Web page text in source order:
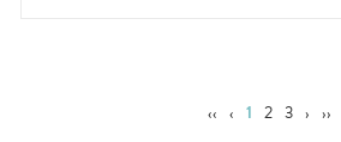
‹‹ ‹ 1 2 3 › ››